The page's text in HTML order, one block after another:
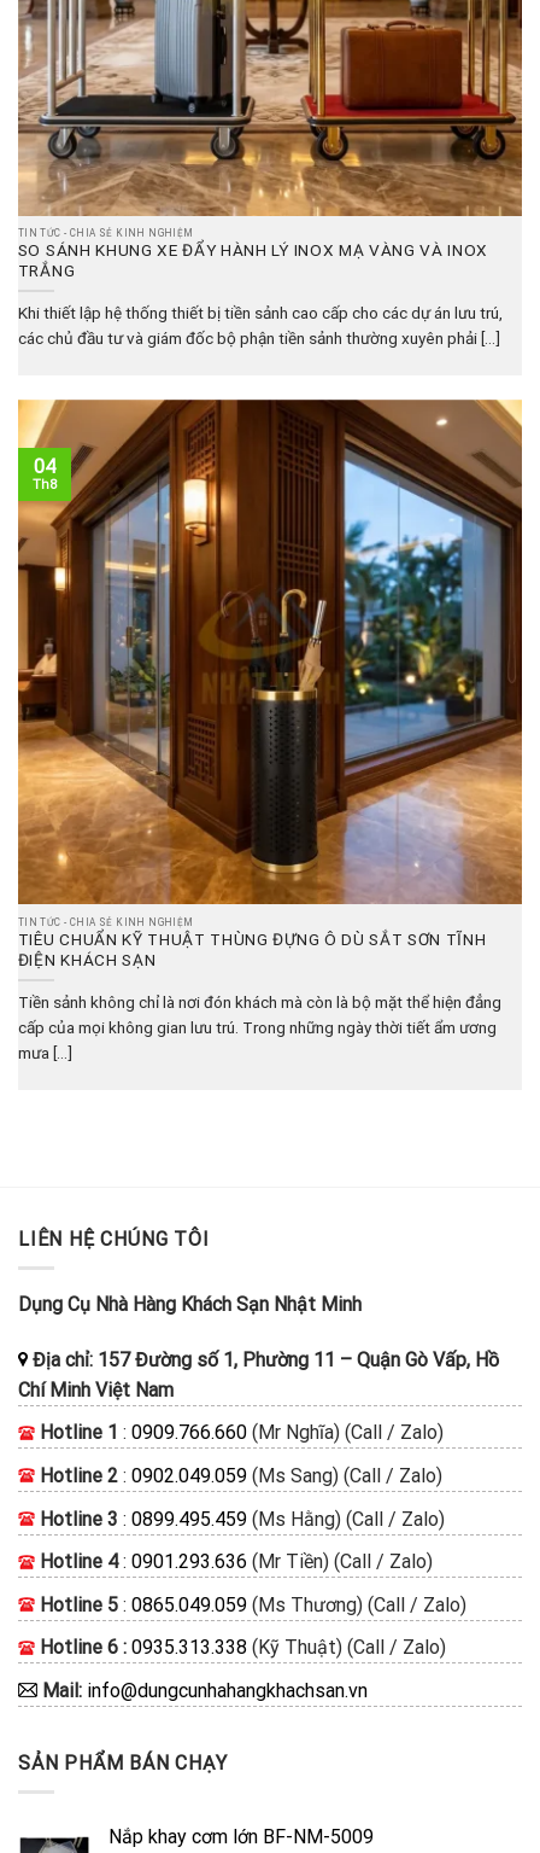
TIN TỨC - CHIA SẺ KINH NGHIỆM
SO SÁNH KHUNG XE ĐẨY HÀNH LÝ INOX MẠ VÀNG VÀ INOX
TRẮNG
Khi thiết lập hệ thống thiết bị tiền sảnh cao cấp cho các dự án lưu trú,
các chủ đầu tư và giám đốc bộ phận tiền sảnh thường xuyên phải [...]
TIN TỨC - CHIA SẺ KINH NGHIỆM
TIÊU CHUẨN KỸ THUẬT THÙNG ĐỰNG Ô DÙ SẮT SƠN TĨNH
ĐIỆN KHÁCH SẠN
Tiền sảnh không chỉ là nơi đón khách mà còn là bộ mặt thể hiện đẳng
cấp của mọi không gian lưu trú. Trong những ngày thời tiết ẩm ương
mưa [...]
04
Th8
LIÊN HỆ CHÚNG TÔI
Dụng Cụ Nhà Hàng Khách Sạn Nhật Minh
Địa chỉ: 157 Đường số 1, Phường 11 – Quận Gò Vấp, Hồ
Chí Minh Việt Nam
Hotline 1 : 0909.766.660 (Mr Nghĩa) (Call / Zalo)
Hotline 2 : 0902.049.059 (Ms Sang) (Call / Zalo)
Hotline 3 : 0899.495.459 (Ms Hằng) (Call / Zalo)
Hotline 4: 0901.293.636 (Mr Tiền) (Call / Zalo)
Hotline 5 : 0865.049.059 (Ms Thương) (Call / Zalo)
Hotline 6 : 0935.313.338 (Kỹ Thuật) (Call / Zalo)
Mail: info@dungcunhahangkhachsan.vn
SẢN PHẨM BÁN CHẠY
Nắp khay cơm lớn BF-NM-5009